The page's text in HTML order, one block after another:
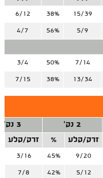
15/39
38%
6/12
5/9
56%
4/7
7/14
50%
3/4
13/34
38%
7/15
2 נק'
3 נק'
זרק/קלע % זרק/קלע
9/20
45%
3/16
5/12
42%
7/8